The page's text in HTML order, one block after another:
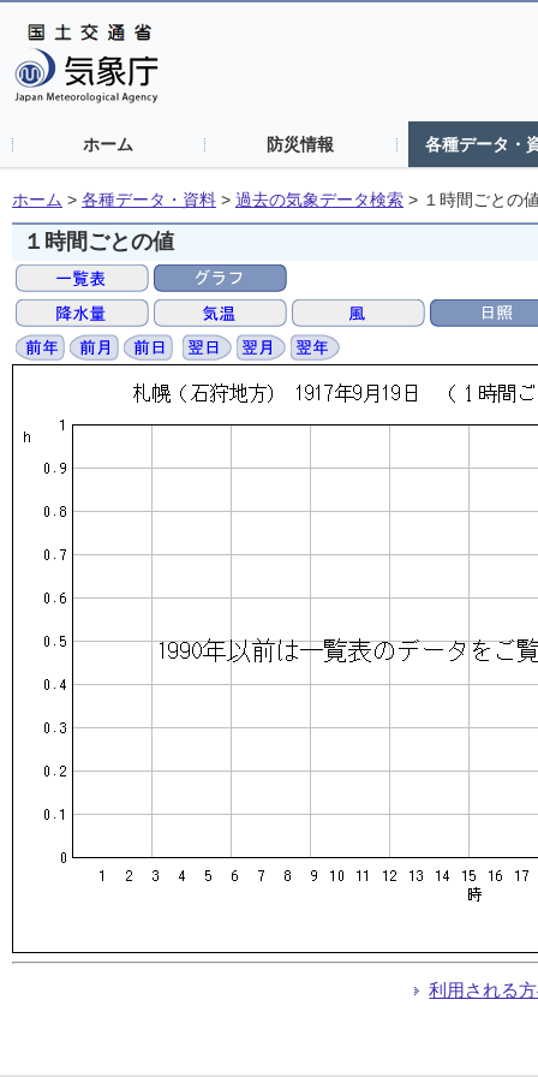
ホーム 防災情報 各種データ・
ホーム > 各種データ・資料 > 過去の気象データ検索 > １時間ごとの
１時間ごとの値
利用される